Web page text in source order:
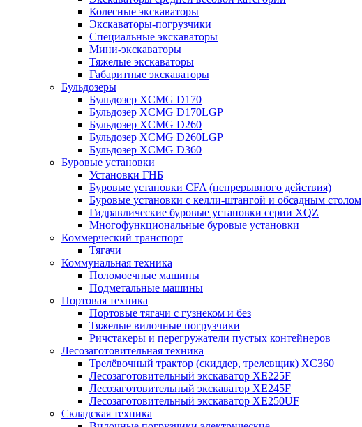
Колесные экскаваторы
Экскаваторы-погрузчики
Специальные экскаваторы
Мини-экскаваторы
Тяжелые экскаваторы
Габаритные экскаваторы
Бульдозеры
Бульдозер XCMG D170
Бульдозер XCMG D170LGP
Бульдозер XCMG D260
Бульдозер XCMG D260LGP
Бульдозер XCMG D360
Буровые установки
Установки ГНБ
Буровые установки CFA (непрерывного действия)
Буровые установки с келли-штангой и обсадным столом
Гидравлические буровые установки серии XQZ
Многофункциональные буровые установки
Коммерческий транспорт
Тягачи
Коммунальная техника
Поломоечные машины
Подметальные машины
Портовая техника
Портовые тягачи с гузнеком и без
Тяжелые вилочные погрузчики
Ричстакеры и перегружатели пустых контейнеров
Лесозаготовительная техника
Трелёвочный трактор (скиддер, трелевщик) XC360
Лесозаготовительный экскаватор XE225F
Лесозаготовительный экскаватор XE245F
Лесозаготовительный экскаватор XE250UF
Складская техника